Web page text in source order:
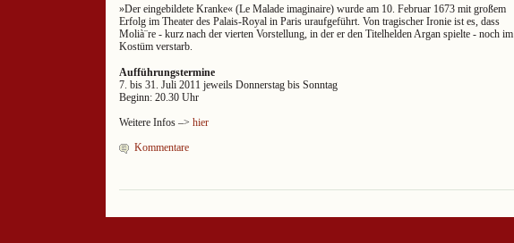
»Der eingebildete Kranke« (Le Malade imaginaire) wurde am 10. Februar 1673 mit großem
Erfolg im Theater des Palais-Royal in Paris uraufgeführt. Von tragischer Ironie ist es, dass
Molià¨re - kurz nach der vierten Vorstellung, in der er den Titelhelden Argan spielte - noch im
Kostüm verstarb.
Aufführungstermine
7. bis 31. Juli 2011 jeweils Donnerstag bis Sonntag
Beginn: 20.30 Uhr
Weitere Infos –> hier
Kommentare